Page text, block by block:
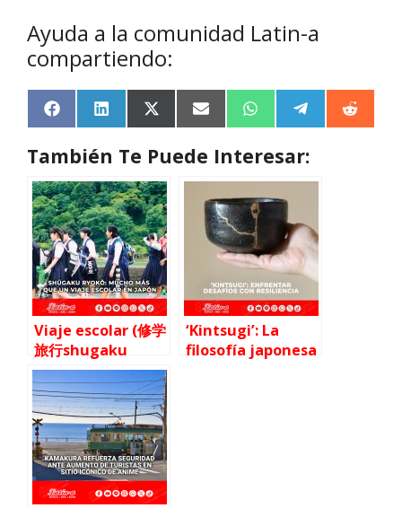
Ayuda a la comunidad Latin-a
compartiendo:
F
a
e
b
o
o
k
L
i
k
e
d
I
n
X
(
w
i
t
t
e
r
)
E
m
a
l
W
h
t
s
A
p
p
e
e
g
m
R
e
También Te Puede Interesar:
Viaje escolar (修学
旅行shugaku
ryokyo）
‘Kintsugi’: La
filosofía japonesa